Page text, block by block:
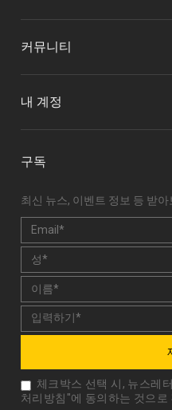
커뮤니티
내 계정
구독
최신 뉴스, 이벤트 정보 등 받아
체크박스 선택 시, 뉴스레
처리방침 "에 동의하는 것으로